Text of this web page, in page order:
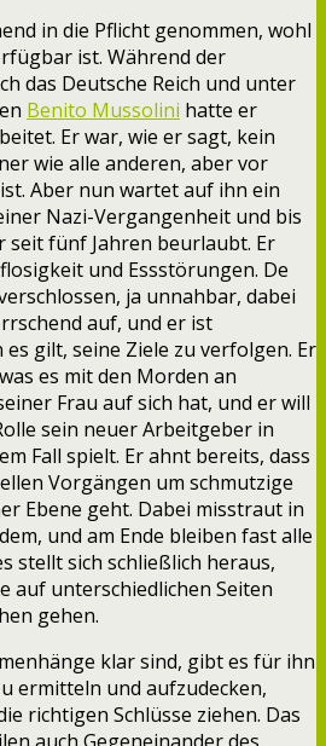
in die Pflicht genommen, wohl
ist. Während der
das Deutsche Reich und unter
Benito Mussolini hatte er
Er war, wie er sagt, kein
wie alle anderen, aber vor
Aber nun wartet auf ihn ein
Nazi-Vergangenheit und bis
seit fünf Jahren beurlaubt. Er
und Essstörungen. De
ja unnahbar, dabei
auf, und er ist
gilt, seine Ziele zu verfolgen. Er
es mit den Morden an
Frau auf sich hat, und er will
sein neuer Arbeitgeber in
Fall spielt. Er ahnt bereits, dass
Vorgängen um schmutzige
Ebene geht. Dabei misstraut in
und am Ende bleiben fast alle
stellt sich schließlich heraus,
auf unterschiedlichen Seiten
gehen.
klar sind, gibt es für ihn
ermitteln und aufzudecken,
richtigen Schlüsse ziehen. Das